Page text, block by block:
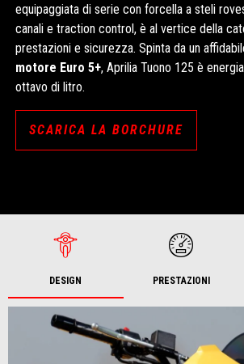
equipaggiata di serie con forcella a steli
canali e traction control, è al vertice della
prestazioni e sicurezza. Spinta da un
motore Euro 5+, Aprilia Tuono 125 è
ottavo di litro.
SCARICA LA BORCHURE
DESIGN PRESTAZIONI